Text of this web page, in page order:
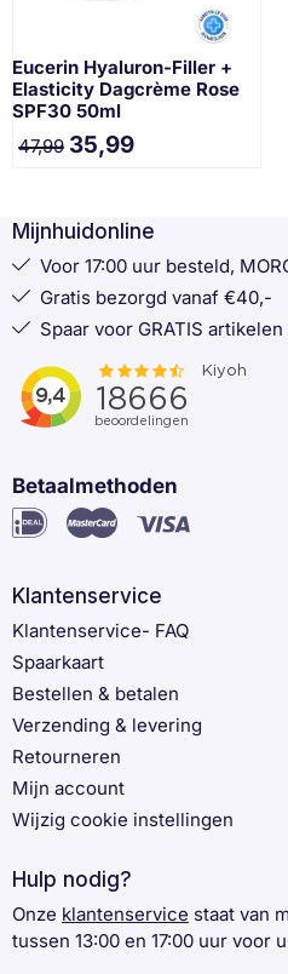
Eucerin Hyaluron-Filler +
Elasticity Dagcrème Rose
SPF30 50ml
47,99 35,99
Mijnhuidonline
Voor 17:00 uur besteld,
Gratis bezorgd vanaf €40,-
Spaar voor GRATIS artikelen
Betaalmethoden
Klantenservice
Klantenservice- FAQ
Spaarkaart
Bestellen & betalen
Verzending & levering
Retourneren
Mijn account
Wijzig cookie instellingen
Hulp nodig?
Onze klantenservice staat van
tussen 13:00 en 17:00 uur voor